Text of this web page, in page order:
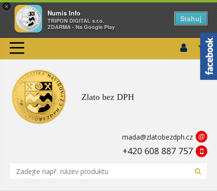
×
Numis Info
TRIPON DIGITAL s.r.o.
ZDARMA - Na Google Play
Stahuj
Zlato bez DPH
mada@zlatobezdph.cz @
+420 608 887 757